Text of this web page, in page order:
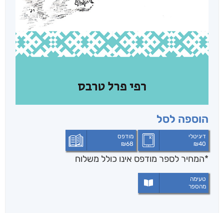
הוספה לסל
דיגיטלי
₪40
מודפס
₪68
*המחיר לספר מודפס אינו כולל משלוח
טעימה
מהספר